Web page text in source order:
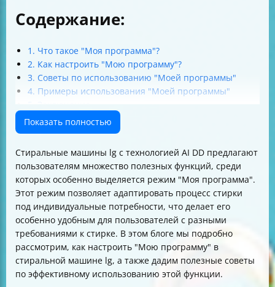
Содержание:
1. Что такое "Моя программа"?
2. Как настроить "Мою программу"?
3. Советы по использованию "Моей программы"
4. Примеры использования "Моей программы"
Показать полностью
Стиральные машины lg с технологией AI DD предлагают
пользователям множество полезных функций, среди
которых особенно выделяется режим "Моя программа".
Этот режим позволяет адаптировать процесс стирки
под индивидуальные потребности, что делает его
особенно удобным для пользователей с разными
требованиями к стирке. В этом блоге мы подробно
рассмотрим, как настроить "Мою программу" в
стиральной машине lg, а также дадим полезные советы
по эффективному использованию этой функции.